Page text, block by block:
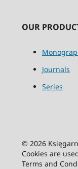
OUR
Journals
Series
© 2026
Cookies are
Terms and